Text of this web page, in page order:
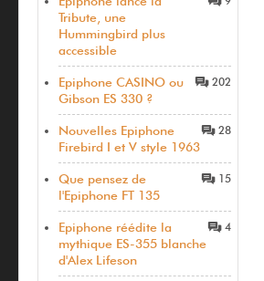
Tribute, une
Hummingbird plus
accessible
Epiphone CASINO ou
Gibson ES 330 ?
202
Nouvelles Epiphone
Firebird I et V style 1963
28
Que pensez de
l'Epiphone FT 135
15
Epiphone réédite la
mythique ES-355 blanche
d'Alex Lifeson
4